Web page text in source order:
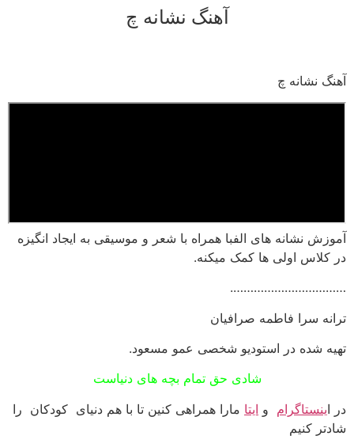
آهنگ نشانه چ
آهنگ نشانه چ
آموزش نشانه های الفبا همراه با شعر و موسیقی به ایجاد انگیزه
در کلاس اولی ها کمک میکنه.
…………………………….
ترانه سرا فاطمه صرافیان
تهیه شده در استودیو شخصی عمو مسعود.
شادی حق تمام بچه های دنیاست
در اینستاگرام و ایتا مارا همراهی کنین تا با هم دنیای کودکان را
شادتر کنیم